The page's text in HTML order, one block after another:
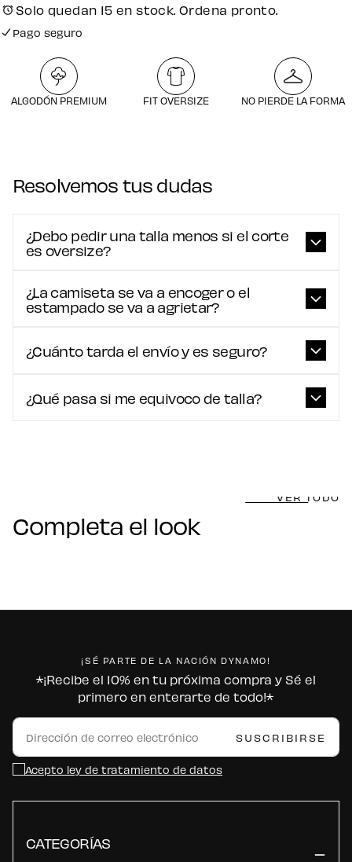
Solo quedan 15 en stock. Ordena pronto.
Pago seguro
Pago seguro
ALGODÓN PREMIUM FIT OVERSIZE NO PIERDE LA FORMA
Resolvemos tus dudas
¿Debo pedir una talla menos si el corte
es oversize?
¿La camiseta se va a encoger o el
estampado se va a agrietar?
¿Cuánto tarda el envío y es seguro?
¿Qué pasa si me equivoco de talla?
Completa el look
VER TODO
¡SÉ PARTE DE LA NACIÓN DYNAMO!
*¡Recibe el 10% en tu próxima compra y Sé el
primero en enterarte de todo!*
CORREO
ELECTRÓNICO SUSCRIBIRSE
Acepto ley de tratamiento de datos
CATEGORÍAS